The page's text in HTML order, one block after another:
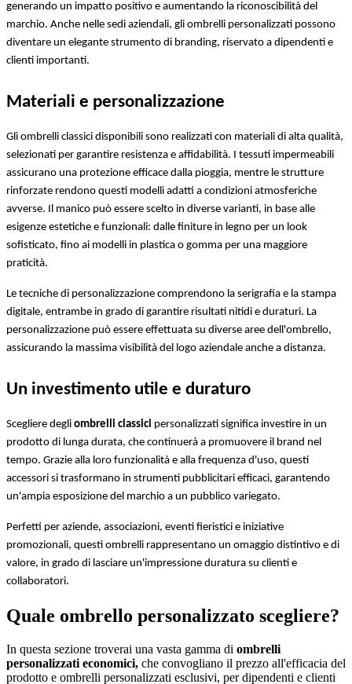
generando un impatto positivo e aumentando la riconoscibilità del
marchio. Anche nelle sedi aziendali, gli ombrelli personalizzati possono
diventare un elegante strumento di branding, riservato a dipendenti e
clienti importanti.
Materiali e personalizzazione
Gli ombrelli classici disponibili sono realizzati con materiali di alta qualità,
selezionati per garantire resistenza e affidabilità. I tessuti impermeabili
assicurano una protezione efficace dalla pioggia, mentre le strutture
rinforzate rendono questi modelli adatti a condizioni atmosferiche
avverse. Il manico può essere scelto in diverse varianti, in base alle
esigenze estetiche e funzionali: dalle finiture in legno per un look
sofisticato, fino ai modelli in plastica o gomma per una maggiore
praticità.
Le tecniche di personalizzazione comprendono la serigrafia e la stampa
digitale, entrambe in grado di garantire risultati nitidi e duraturi. La
personalizzazione può essere effettuata su diverse aree dell'ombrello,
assicurando la massima visibilità del logo aziendale anche a distanza.
Un investimento utile e duraturo
Scegliere degli ombrelli classici personalizzati significa investire in un
prodotto di lunga durata, che continuerà a promuovere il brand nel
tempo. Grazie alla loro funzionalità e alla frequenza d'uso, questi
accessori si trasformano in strumenti pubblicitari efficaci, garantendo
un'ampia esposizione del marchio a un pubblico variegato.
Perfetti per aziende, associazioni, eventi fieristici e iniziative
promozionali, questi ombrelli rappresentano un omaggio distintivo e di
valore, in grado di lasciare un'impressione duratura su clienti e
collaboratori.
Quale ombrello personalizzato scegliere?
In questa sezione troverai una vasta gamma di ombrelli
personalizzati economici, che convogliano il prezzo all'efficacia del
prodotto e ombrelli personalizzati esclusivi, per dipendenti e clienti